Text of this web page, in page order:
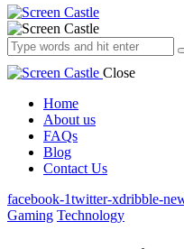
Close
Home
About us
FAQs
Blog
Contact Us
facebook-1twitter-xdribble-
Gaming Technology